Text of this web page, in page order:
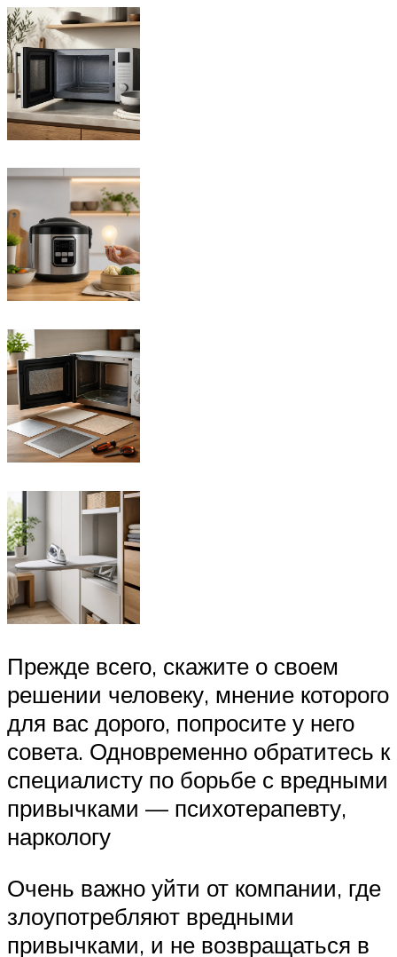
Прежде всего, скажите о своем
решении человеку, мнение которого
для вас дорого, попросите у него
совета. Одновременно обратитесь к
специалисту по борьбе с вредными
привычками — психотерапевту,
наркологу
Очень важно уйти от компании, где
злоупотребляют вредными
привычками, и не возвращаться в